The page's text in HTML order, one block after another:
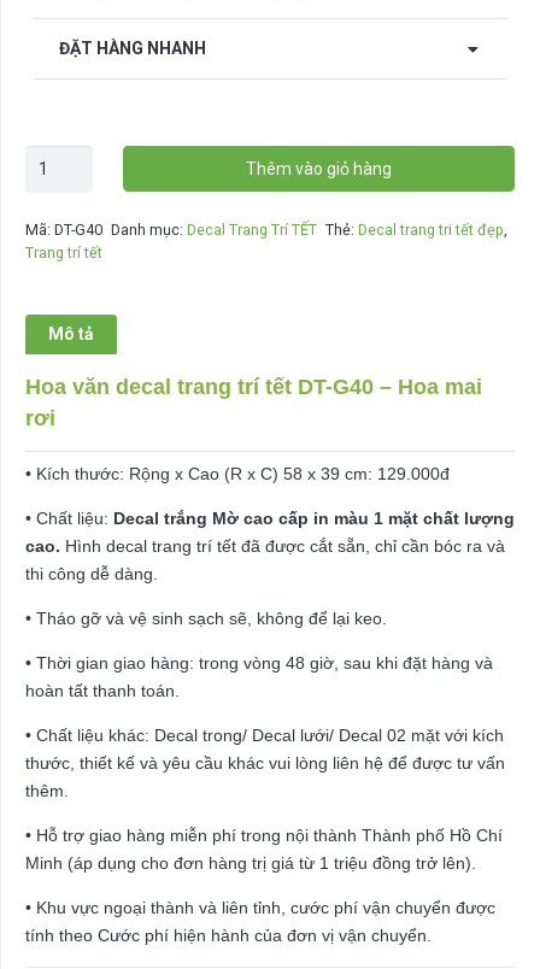
ĐẶT HÀNG NHANH
Decal
tết
số
lượng
Thêm vào giỏ hàng
Mã: DT-G40 Danh mục:Decal Trang Trí TẾT Thẻ:Decal trang tri tết đẹp
Trang trí tết
Mô tả
Hoa văn decal trang trí tết DT-G40 – Hoa mai
rơi
• Kích thước: Rộng x Cao (R x C) 58 x 39 cm: 129.000đ
• Chất liệu: Decal trắng Mờ cao cấp in màu 1 mặt chất lượng
cao. Hình decal trang trí tết đã được cắt sẵn, chỉ cần bóc ra và
thi công dễ dàng.
• Tháo gỡ và vệ sinh sạch sẽ, không để lại keo.
• Thời gian giao hàng: trong vòng 48 giờ, sau khi đặt hàng và
hoàn tất thanh toán.
• Chất liệu khác: Decal trong/ Decal lưới/ Decal 02 mặt với kích
thước, thiết kế và yêu cầu khác vui lòng liên hệ để được tư vấn
thêm.
• Hỗ trợ giao hàng miễn phí trong nội thành Thành phố Hồ Chí
Minh (áp dụng cho đơn hàng trị giá từ 1 triệu đồng trở lên).
• Khu vực ngoại thành và liên tỉnh, cước phí vận chuyển được
tính theo Cước phí hiện hành của đơn vị vận chuyển.